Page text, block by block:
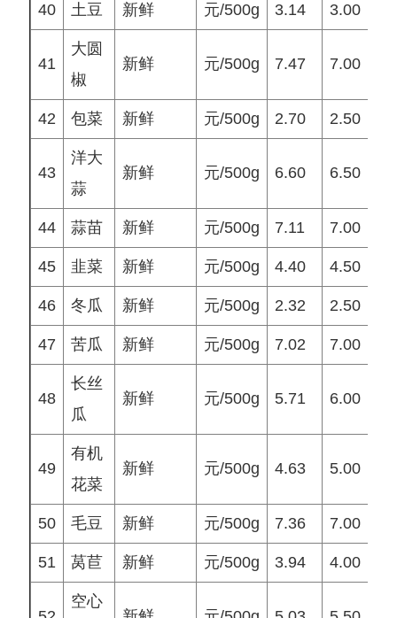
40 土豆 新鲜 元/500g 3.14 3.00
41
大圆
椒
新鲜 元/500g 7.47 7.00
42 包菜 新鲜 元/500g 2.70 2.50
43
洋大
蒜
新鲜 元/500g 6.60 6.50
44 蒜苗 新鲜 元/500g 7.11 7.00
45 韭菜 新鲜 元/500g 4.40 4.50
46 冬瓜 新鲜 元/500g 2.32 2.50
47 苦瓜 新鲜 元/500g 7.02 7.00
48
长丝
瓜
新鲜 元/500g 5.71 6.00
49
有机
花菜
新鲜 元/500g 4.63 5.00
50 毛豆 新鲜 元/500g 7.36 7.00
51 莴苣 新鲜 元/500g 3.94 4.00
空心